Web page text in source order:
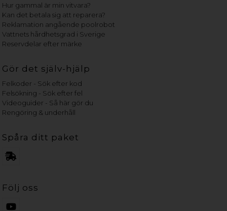
Hur gammal är min vitvara?
Kan det betala sig att reparera?
Reklamation angående poolrobot
Vattnets hårdhetsgrad i Sverige
Reservdelar efter märke
Gör det själv-hjälp
Felkoder - Sök efter kod
Felsökning - Sök efter fel
Videoguider - Så här gör du
Rengöring & underhåll
Spåra ditt paket
Följ oss